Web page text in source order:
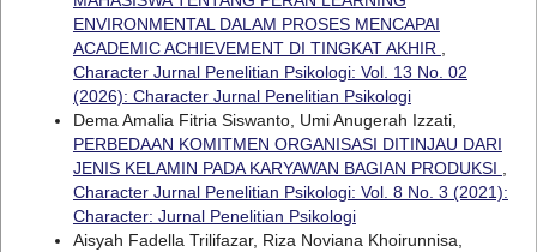
ENVIRONMENTAL DALAM PROSES MENCAPAI
ACADEMIC ACHIEVEMENT DI TINGKAT AKHIR ,
Character Jurnal Penelitian Psikologi: Vol. 13 No. 02
(2026): Character Jurnal Penelitian Psikologi
Dema Amalia Fitria Siswanto, Umi Anugerah Izzati,
PERBEDAAN KOMITMEN ORGANISASI DITINJAU DARI
JENIS KELAMIN PADA KARYAWAN BAGIAN PRODUKSI ,
Character Jurnal Penelitian Psikologi: Vol. 8 No. 3 (2021):
Character: Jurnal Penelitian Psikologi
Aisyah Fadella Trilifazar, Riza Noviana Khoirunnisa,